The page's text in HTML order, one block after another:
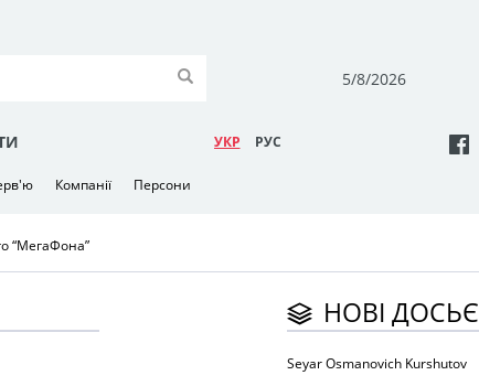
5/8/2026
УКР РУC
Компанії Персони
“МегаФона”
НОВІ ДОСЬЄ
Seyar Osmanovich Kurshutov